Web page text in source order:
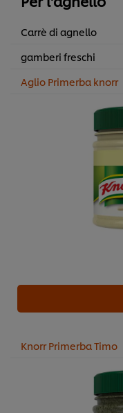
Carrè di agnello
gamberi freschi
Aglio Primerba knorr
Knorr Primerba Timo